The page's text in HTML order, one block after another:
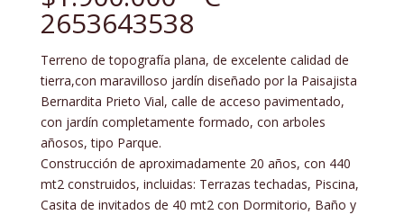
2653643538
Terreno de topografía plana, de excelente calidad de
tierra,con maravilloso jardín diseñado por la Paisajista
Bernardita Prieto Vial, calle de acceso pavimentado,
con jardín completamente formado, con arboles
añosos, tipo Parque.
Construcción de aproximadamente 20 años, con 440
mt2 construidos, incluidas: Terrazas techadas, Piscina,
Casita de invitados de 40 mt2 con Dormitorio, Baño y